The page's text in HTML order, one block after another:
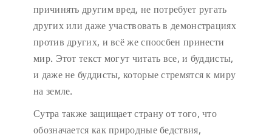
причинять другим вред, не потребует ругать
других или даже участвовать в демонстрациях
против других, и всё же споосбен принести
мир. Этот текст могут читать все, и буддисты,
и даже не буддисты, которые стремятся к миру
на земле.
Сутра также защищает страну от того, что
обозначается как природные бедствия,